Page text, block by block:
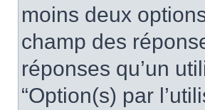
moins deux
champ des
réponses qu’un
“Option(s) par